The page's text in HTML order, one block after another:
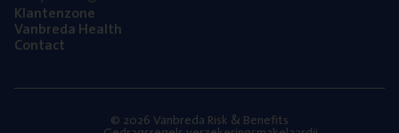
Klan­ten­zo­ne
Van­b­re­da Health
Con­tact
© 2026 Vanbreda Risk & Benefits